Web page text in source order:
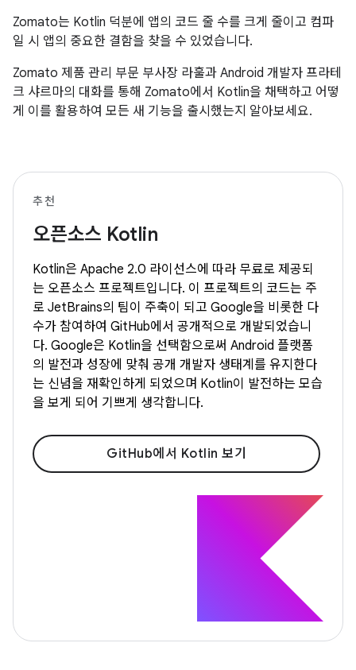
Zomato는 Kotlin 덕분에 앱의 코드 줄 수를 크게 줄이고 컴파
일 시 앱의 중요한 결함을 찾을 수 있었습니다.
Zomato 제품 관리 부문 부사장 라훌과 Android 개발자 프라테
크 샤르마의 대화를 통해 Zomato에서 Kotlin을 채택하고 어떻
게 이를 활용하여 모든 새 기능을 출시했는지 알아보세요.
추천
오픈소스 Kotlin
Kotlin은 Apache 2.0 라이선스에 따라 무료로 제공되
는 오픈소스 프로젝트입니다. 이 프로젝트의 코드는 주
로 JetBrains의 팀이 주축이 되고 Google을 비롯한 다
수가 참여하여 GitHub에서 공개적으로 개발되었습니
다. Google은 Kotlin을 선택함으로써 Android 플랫폼
의 발전과 성장에 맞춰 공개 개발자 생태계를 유지한다
는 신념을 재확인하게 되었으며 Kotlin이 발전하는 모습
을 보게 되어 기쁘게 생각합니다.
GitHub에서 Kotlin 보기